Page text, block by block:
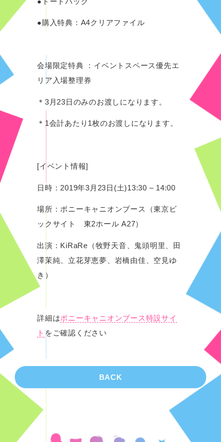
●購入特典：A4クリアファイル
会場限定特典 ：イベントスペース優先エ
リア入場整理券
＊3月23日のみのお渡しになります。
＊1会計あたり1枚のお渡しになります。
[イベント情報]
日時：2019年3月23日(土)13:30 – 14:00
場所：ポニーキャニオンブース（東京ビ
ックサイト 東2ホール A27）
出演：KiRaRe（牧野天音、鬼頭明里、田
澤茉純、立花芽恵夢、岩橋由佳、空見ゆ
き）
詳細はポニーキャニオンブース特設サイ
ト をご確認ください
BACK